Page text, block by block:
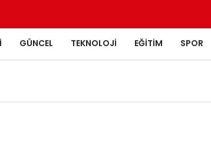
GÜNCEL TEKNOLOJI EĞITIM SPOR